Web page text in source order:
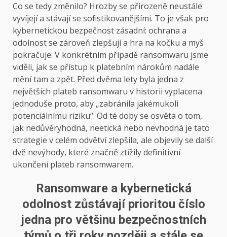
Co se tedy změnilo? Hrozby se přirozeně neustále
vyvíjejí a stávají se sofistikovanějšími. To je však pro
kybernetickou bezpečnost zásadní: ochrana a
odolnost se zároveň zlepšují a hra na kočku a myš
pokračuje. V konkrétním případě ransomwaru jsme
viděli, jak se přístup k platebním nárokům nadále
mění tam a zpět. Před dvěma lety byla jedna z
největších plateb ransomwaru v historii vyplacena
jednoduše proto, aby „zabránila jakémukoli
potenciálnímu riziku“. Od té doby se osvěta o tom,
jak nedůvěryhodná, neetická nebo nevhodná je tato
strategie v celém odvětví zlepšila, ale objevily se další
dvě nevýhody, které značně ztížily definitivní
ukončení plateb ransomwarem.
Ransomware a kybernetická
odolnost zůstávají prioritou číslo
jedna pro většinu bezpečnostních